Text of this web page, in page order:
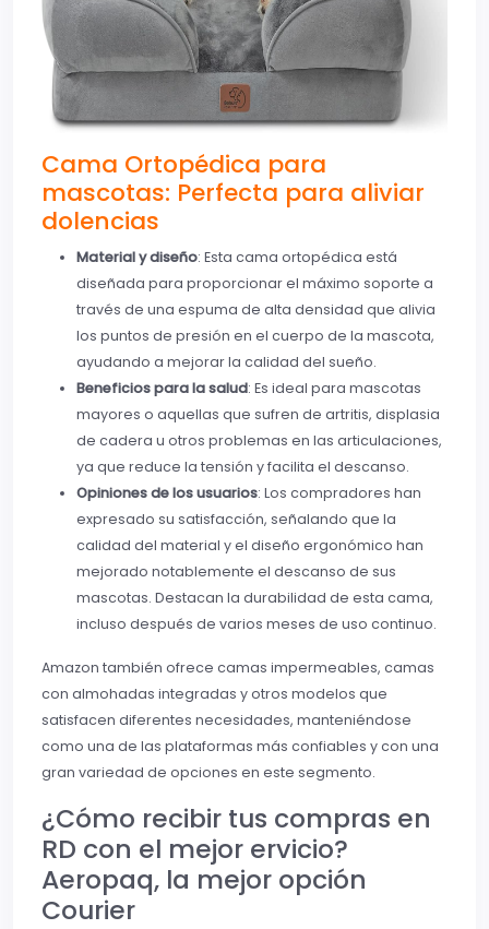
Cama Ortopédica para
mascotas: Perfecta para aliviar
dolencias
Material y diseño: Esta cama ortopédica está
diseñada para proporcionar el máximo soporte a
través de una espuma de alta densidad que alivia
los puntos de presión en el cuerpo de la mascota,
ayudando a mejorar la calidad del sueño.
Beneficios para la salud: Es ideal para mascotas
mayores o aquellas que sufren de artritis, displasia
de cadera u otros problemas en las articulaciones,
ya que reduce la tensión y facilita el descanso.
Opiniones de los usuarios: Los compradores han
expresado su satisfacción, señalando que la
calidad del material y el diseño ergonómico han
mejorado notablemente el descanso de sus
mascotas. Destacan la durabilidad de esta cama,
incluso después de varios meses de uso continuo.
Amazon también ofrece camas impermeables, camas
con almohadas integradas y otros modelos que
satisfacen diferentes necesidades, manteniéndose
como una de las plataformas más confiables y con una
gran variedad de opciones en este segmento.
¿Cómo recibir tus compras en
RD con el mejor ervicio?
Aeropaq, la mejor opción
Courier